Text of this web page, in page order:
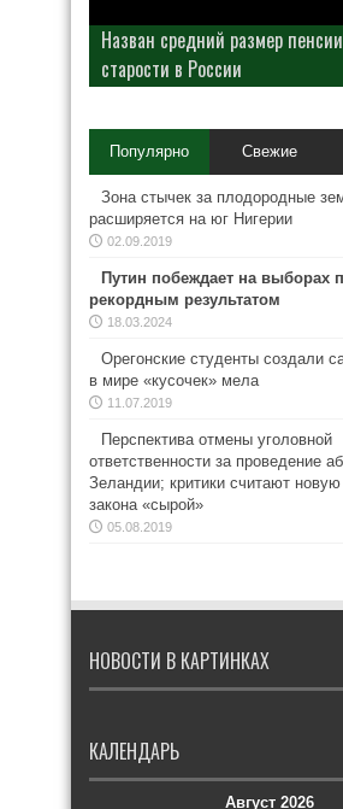
Назван средний размер
старости в России
Популярно Свежие
Зона стычек за плодородные
расширяется на юг Нигерии
02.09.2019
Путин побеждает на выборах
рекордным результатом
18.03.2024
Орегонские студенты создали
в мире «кусочек» мела
11.07.2019
Перспектива отмены уголовной
ответственности за проведение
Зеландии; критики считают
закона «сырой»
05.08.2019
НОВОСТИ В КАРТИНКАХ
КАЛЕНДАРЬ
Август 2026